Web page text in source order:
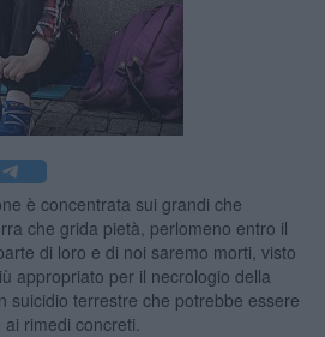
è concentrata sui grandi che
che grida pietà, perlomeno entro il
di loro e di noi saremo morti, visto
appropriato per il necrologio della
suicidio terrestre che potrebbe essere
rimedi concreti.